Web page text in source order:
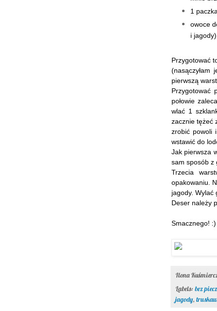
1
owoce
i jagody)
Przygotować
(nasączyłam
pierwszą
Przygotować
połowie
wlać 1
zacznie tężeć
zrobić powoli
wstawić do
Jak pierwsza
sam sposób z
Trzecia
opakowaniu.
jagody. Wylać
Deser należy
Smacznego! :)
Ilona
Labels: bez
jagody,